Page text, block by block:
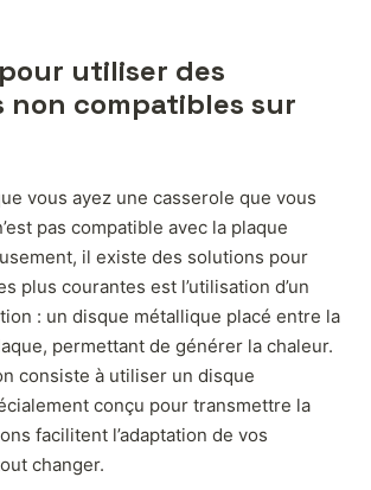
utiliser des
non compatibles sur
vous ayez une casserole que vous
pas compatible avec la plaque
il existe des solutions pour
plus courantes est l’utilisation d’un
: un disque métallique placé entre la
permettant de générer la chaleur.
consiste à utiliser un disque
conçu pour transmettre la
facilitent l’adaptation de vos
changer.